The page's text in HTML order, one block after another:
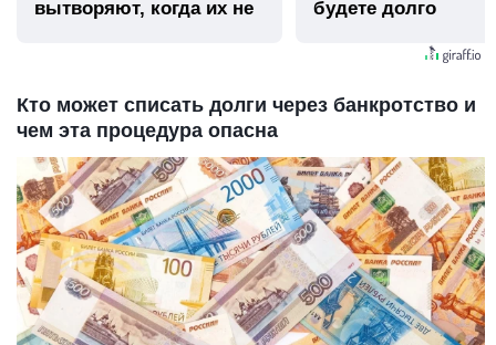
вытворяют, когда их не
будете долго
Кто может списать долги через банкротство и
чем эта процедура опасна